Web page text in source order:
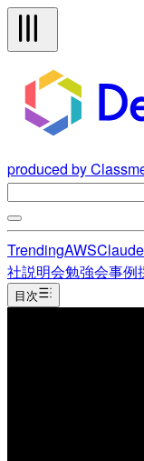
produced by
TrendingAWSClaude
社説明会勉強会事例
目次